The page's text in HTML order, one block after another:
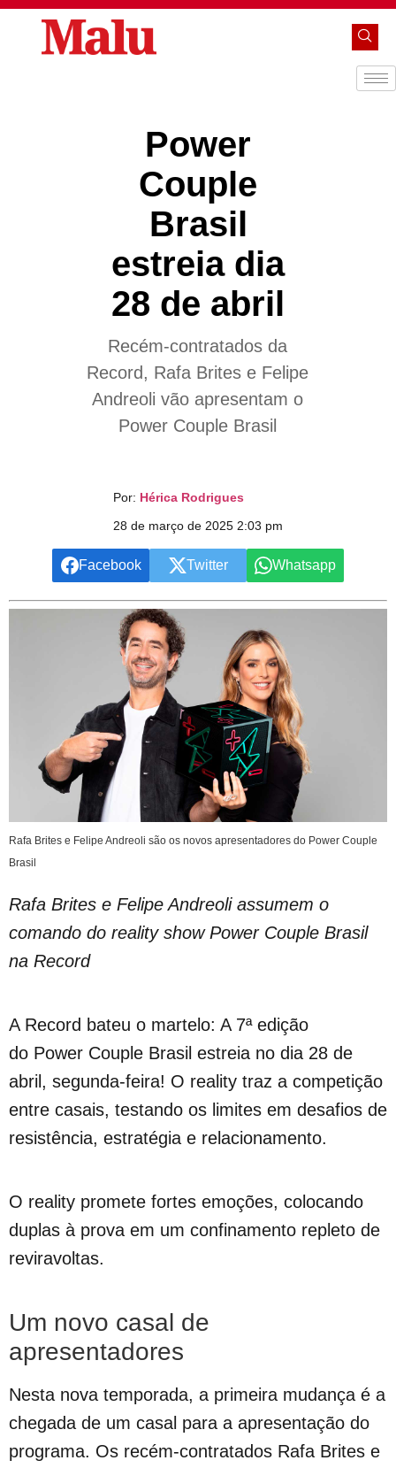
Power
Couple
Brasil
estreia dia
28 de abril
Recém-contratados da
Record, Rafa Brites e Felipe
Andreoli vão apresentam o
Power Couple Brasil
Por: Hérica Rodrigues
28 de março de 2025 2:03 pm
Facebook Twitter Whatsapp
Rafa Brites e Felipe Andreoli são os novos apresentadores do Power Couple
Brasil
Rafa Brites e Felipe Andreoli assumem o
comando do reality show Power Couple Brasil
na Record
A Record bateu o martelo: A 7ª edição
do Power Couple Brasil estreia no dia 28 de
abril, segunda-feira! O reality traz a competição
entre casais, testando os limites em desafios de
resistência, estratégia e relacionamento.
O reality promete fortes emoções, colocando
duplas à prova em um confinamento repleto de
reviravoltas.
Um novo casal de
apresentadores
Nesta nova temporada, a primeira mudança é a
chegada de um casal para a apresentação do
programa. Os recém-contratados Rafa Brites e